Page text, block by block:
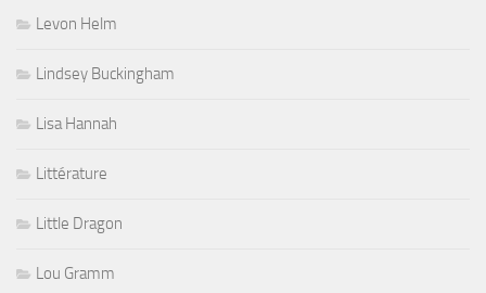
Levon Helm
Lindsey Buckingham
Lisa Hannah
Littérature
Little Dragon
Lou Gramm